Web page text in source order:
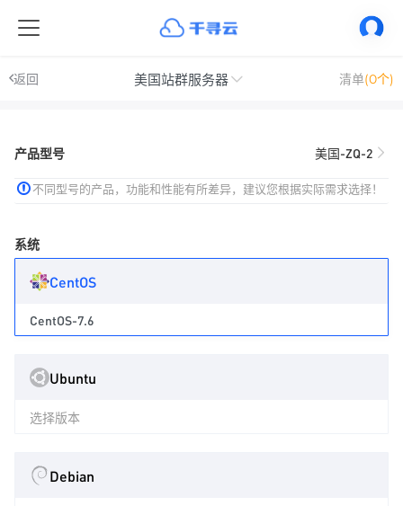
返回 美国站群服务器 清单(0个)
产品型号 美国-ZQ-2
不同型号的产品，功能和性能有所差异，建议您根据实际需求选择！
系统
CentOS
CentOS-7.6
Ubuntu
选择版本
Debian